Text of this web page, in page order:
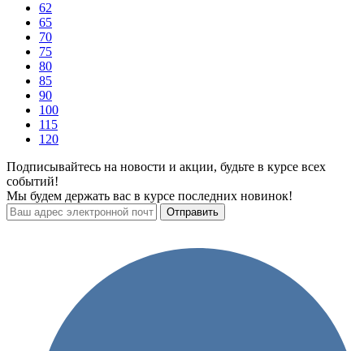
62
65
70
75
80
85
90
100
115
120
Подписывайтесь на новости и акции, будьте в курсе всех
событий!
Мы будем держать вас в курсе последних новинок!